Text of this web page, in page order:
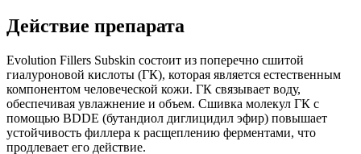
Действие препарата
Evolution Fillers Subskin состоит из поперечно сшитой
гиалуроновой кислоты (ГК), которая является естественным
компонентом человеческой кожи. ГК связывает воду,
обеспечивая увлажнение и объем. Сшивка молекул ГК с
помощью BDDE (бутандиол диглицидил эфир) повышает
устойчивость филлера к расщеплению ферментами, что
продлевает его действие.